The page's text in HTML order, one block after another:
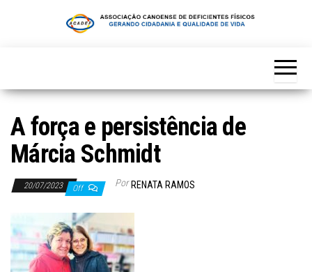
A força e persistência de
Márcia Schmidt
20/07/2023 Off Por RENATA RAMOS